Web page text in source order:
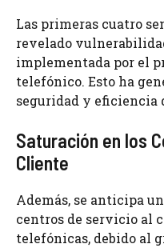
Las primeras cuatro
revelado
implementada por el
telefónico. Esto ha
seguridad y eficiencia
Saturación en los
Cliente
Además, se anticipa
centros de servicio al
telefónicas, debido al